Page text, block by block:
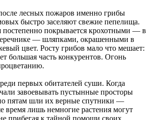
лесных пожаров именно грибы
быстро заселяют свежие пепелища.
постепенно покрывается крохотными — в
— шляпками, окрашенными в
цвет. Росту грибов мало что мешает:
большая часть конкурентов. Огонь
первых обитателей суши. Когда
завоевывать пустынные просторы
пятам шли их верные спутники —
время лишь немногие растения могут
прибегая к тайной помощи своих